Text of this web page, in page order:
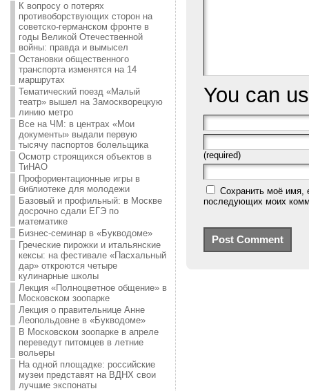
К вопросу о потерях
противоборствующих сторон на
советско-германском фронте в
годы Великой Отечественной
войны: правда и вымысел
Остановки общественного
транспорта изменятся на 14
маршрутах
Тематический поезд «Малый
театр» вышел на Замоскворецкую
линию метро
Все на ЧМ: в центрах «Мои
документы» выдали первую
тысячу паспортов болельщика
Осмотр строящихся объектов в
ТиНАО
Профориентационные игры в
библиотеке для молодежи
Базовый и профильный: в Москве
досрочно сдали ЕГЭ по
математике
Бизнес-семинар в «Букводоме»
Греческие пирожки и итальянские
кексы: на фестивале «Пасхальный
дар» откроются четыре
кулинарные школы
Лекция «Полноцветное общение» в
Московском зоопарке
Лекция о правительнице Анне
Леопольдовне в «Букводоме»
В Московском зоопарке в апреле
переведут питомцев в летние
вольеры
На одной площадке: российские
музеи представят на ВДНХ свои
лучшие экспонаты
You can
(required)
Сохранить моё имя,
последующих моих